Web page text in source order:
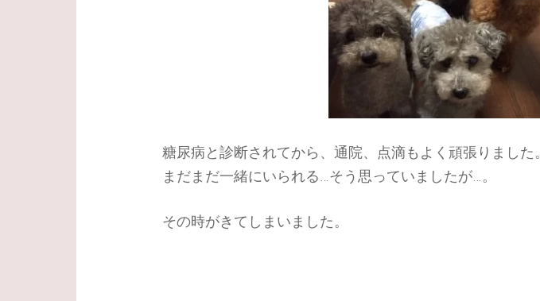
糖尿病と診断されてから、通院、点滴もよく頑張りました。
まだまだ一緒にいられる…そう思っていましたが…。
その時がきてしまいました。